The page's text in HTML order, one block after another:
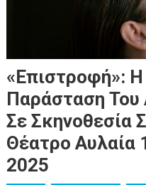
«Επιστροφή»:
Παράσταση
Σε Σκηνοθεσία
Θέατρο Αυλαία
2025